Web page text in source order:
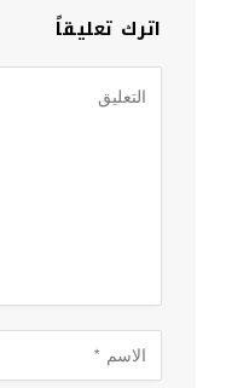
اترك تعليقاً